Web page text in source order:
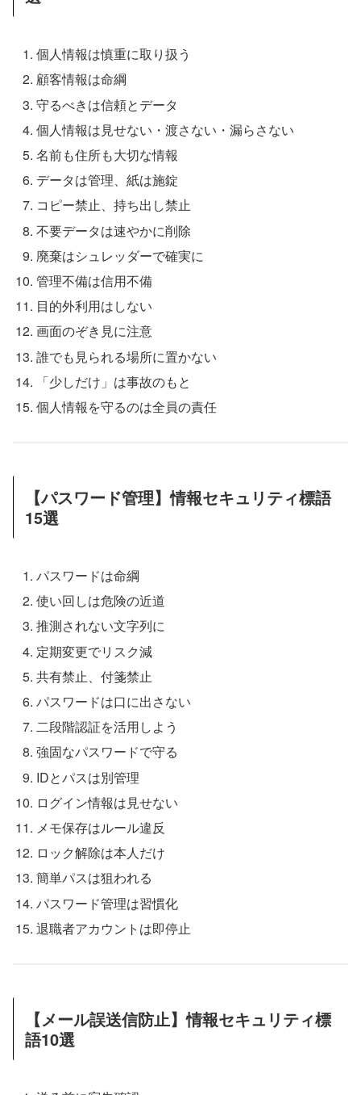
個人情報は慎重に取り扱う
顧客情報は命綱
守るべきは信頼とデータ
個人情報は見せない・渡さない・漏らさない
名前も住所も大切な情報
データは管理、紙は施錠
コピー禁止、持ち出し禁止
不要データは速やかに削除
廃棄はシュレッダーで確実に
管理不備は信用不備
目的外利用はしない
画面のぞき見に注意
誰でも見られる場所に置かない
「少しだけ」は事故のもと
個人情報を守るのは全員の責任
【パスワード管理】情報セキュリティ標語
15選
パスワードは命綱
使い回しは危険の近道
推測されない文字列に
定期変更でリスク減
共有禁止、付箋禁止
パスワードは口に出さない
二段階認証を活用しよう
強固なパスワードで守る
IDとパスは別管理
ログイン情報は見せない
メモ保存はルール違反
ロック解除は本人だけ
簡単パスは狙われる
パスワード管理は習慣化
退職者アカウントは即停止
【メール誤送信防止】情報セキュリティ標
語10選